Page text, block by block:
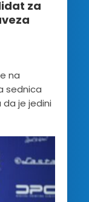
za
na
sednica
da je jedini